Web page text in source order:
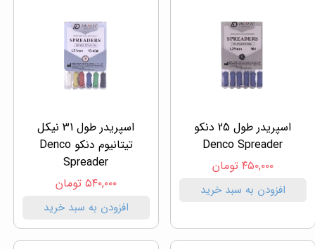
اسپریدر طول 25 دنکو
Denco Spreader
۴۵۰,۰۰۰ تومان
افزودن به سبد خرید
اسپریدر طول 31 نیکل
تیتانیوم دنکو Denco
Spreader
۵۴۰,۰۰۰ تومان
افزودن به سبد خرید